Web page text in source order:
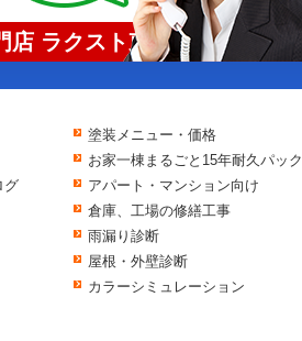
店 ラクスト東京
グ
塗装メニュー・価格
お家一棟まるごと15年耐久パック
アパート・マンション向け
倉庫、工場の修繕工事
雨漏り診断
屋根・外壁診断
カラーシミュレーション